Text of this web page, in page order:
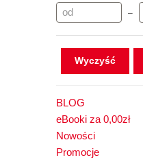
–
Wyczyść
BLOG
eBooki za 0,00zł
Nowości
Promocje